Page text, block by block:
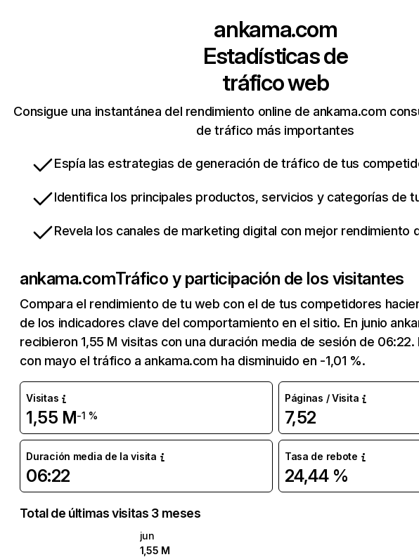
ankama.com
Estadísticas de
tráfico web
Consigue una instantánea del rendimiento online de ankama.com
de tráfico más importantes
Espía las estrategias de generación de tráfico de tus
Identifica los principales productos, servicios y categorías de
Revela los canales de marketing digital con mejor rendimiento
ankama.comTráfico y participación de los visitantes
Compara el rendimiento de tu web con el de tus competidores
de los indicadores clave del comportamiento en el sitio. En junio
recibieron 1,55 M visitas con una duración media de sesión de 06:22.
con mayo el tráfico a ankama.com ha disminuido en -1,01 %.
Visitas
1,55 M-1 %
Páginas / Visita
7,52
Duración media de la visita
06:22
Tasa de rebote
24,44 %
Total de últimas visitas 3 meses
jun
1,55 M